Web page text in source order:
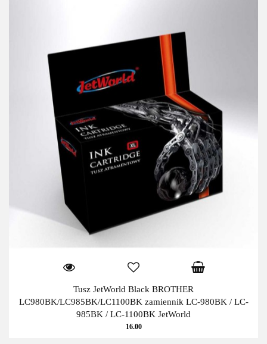
Tusz JetWorld Black BROTHER
LC980BK/LC985BK/LC1100BK zamiennik LC-980BK / LC-
985BK / LC-1100BK JetWorld
16.00